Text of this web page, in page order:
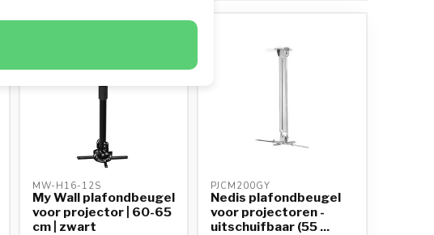
MW-H16-12S
My Wall plafondbeugel
voor projector | 60-65
cm | zwart
PJCM200GY
Nedis plafondbeugel
voor projectoren -
uitschuifbaar (55 ...